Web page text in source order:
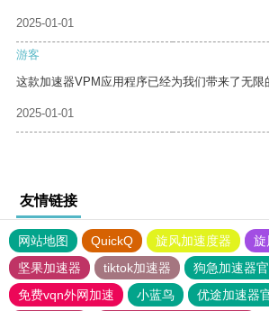
2025-01-01
游客
这款加速器VPM应用程序已经为我们带来了无限
2025-01-01
友情链接
网站地图 QuickQ 旋风加速度器
旋
坚果加速器
tiktok加速器
狗急加速器
免费vqn外网加速
小蓝鸟 优途加速器